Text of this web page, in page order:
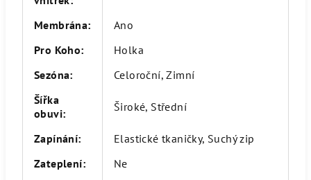
Membrána:
Ano
Pro Koho:
Holka
Sezóna:
Celoroční, Zimní
Šířka
obuvi: Široké, Střední
Zapínání:
Elastické tkaničky, Suchý zip
Zateplení:
Ne